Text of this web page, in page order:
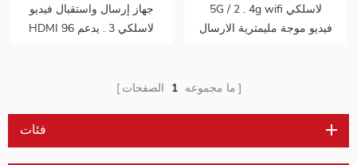
جهاز إرسال واستقبال فيديو
HDMI لاسلكي 3 . يدعم 96
5G / 2 . 4g wifi لاسلكي
فيديو موجة مليمترية الارسال
ما مجموعه 1 الصفحات
فئات